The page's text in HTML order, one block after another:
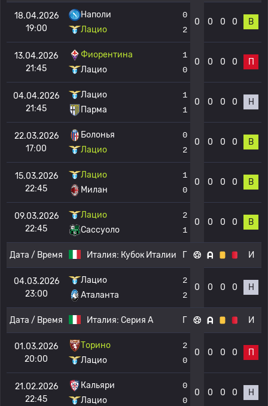
18.04.2026
19:00
Наполи
Лацио
0
2
0 0 0 0 В
13.04.2026
21:45
Фиорентина
Лацио
1
0
0 0 0 0 П
04.04.2026
21:45
Лацио
Парма
1
1
0 0 0 0 Н
22.03.2026
17:00
Болонья
Лацио
0
2
0 0 0 0 В
15.03.2026
22:45
Лацио
Милан
1
0
0 0 0 0 В
09.03.2026
22:45
Лацио
Сассуоло
2
1
0 0 0 0 В
Дата / Время Италия: Кубок Италии Г И
04.03.2026
23:00
Лацио
Аталанта
2
2
0 0 0 0 Н
Дата / Время Италия: Серия А Г И
01.03.2026
20:00
Торино
Лацио
2
0
0 0 0 0 П
21.02.2026
22:45
Кальяри
Лацио
0
0
0 0 0 0 Н